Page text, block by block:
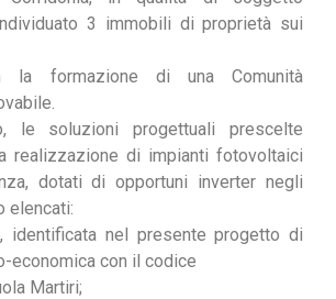
3 immobili di proprietà sui
la formazione di una Comunità
le soluzioni progettuali prescelte
realizzazione di impianti fotovoltaici
dotati di opportuni inverter negli
elencati:
identificata nel presente progetto di
economica con il codice
Martiri;